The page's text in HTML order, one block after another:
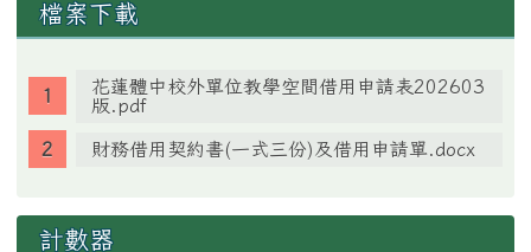
檔案下載
花蓮體中校外單位教學空間借用申請表202603
版.pdf
財務借用契約書(一式三份)及借用申請單.docx
計數器